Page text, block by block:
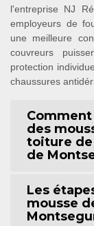
l'entreprise NJ
employeurs de
une meilleure
couvreurs
protection
chaussures
des
toiture de
de
Les
mousse